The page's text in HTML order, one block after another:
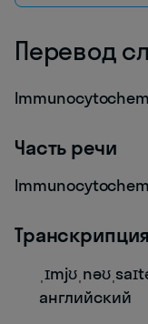
Перевод
Часть речи
английский